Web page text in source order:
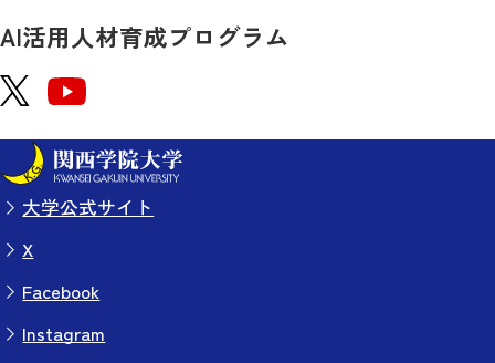
AI活用人材育成プログラム
大学公式サイト
X
Facebook
Instagram